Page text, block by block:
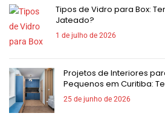
Tipos de Vidro para Box:
Jateado?
1 de julho de 2026
Projetos de Interiores
Pequenos em Curitiba:
25 de junho de 2026